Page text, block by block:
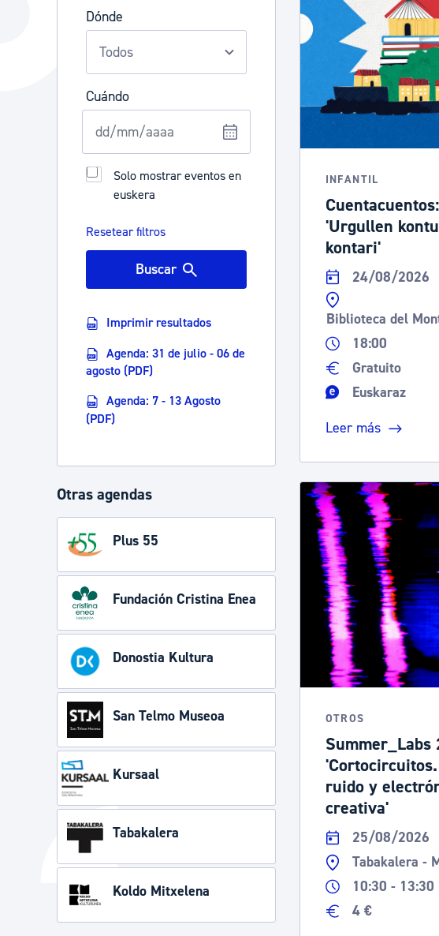
La ciudad
La ciudad ahora
Descubre la ciudad
La ciudad futura
Actualidad
Noticias
Agenda cultural
Dónde
Cuándo
Solo mostrar eventos en
euskera
Resetear filtros
Buscar
Imprimir resultados
Agenda: 31 de julio - 06 de
agosto (PDF)
Agenda: 7 - 13 Agosto
(PDF)
Otras agendas
Plus 55
Fundación Cristina Enea
Donostia Kultura
San Telmo Museoa
Kursaal
Tabakalera
Koldo Mitxelena
INFANTIL
Cuentacuentos:
'Urgullen
kontari'
24/08/2026
Biblioteca del
18:00
Gratuito
Euskaraz
Leer más
OTROS
Summer_Labs
ruido y
creativa'
25/08/2026
Tabakalera -
10:30 - 13:30
4 €